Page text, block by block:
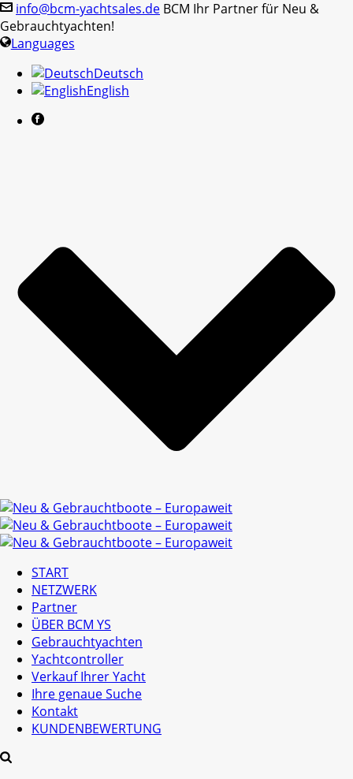
info@bcm-yachtsales.de BCM Ihr Partner für Neu &
Gebrauchtyachten!
Languages
Deutsch
English
START
NETZWERK
Partner
ÜBER BCM YS
Gebrauchtyachten
Yachtcontroller
Verkauf Ihrer Yacht
Ihre genaue Suche
Kontakt
KUNDENBEWERTUNG